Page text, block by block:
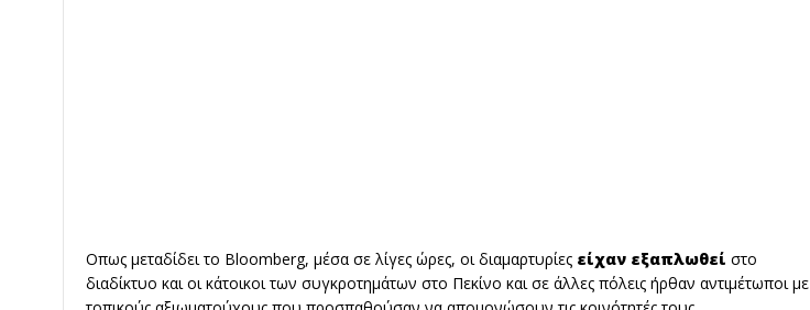
Οπως μεταδίδει το Bloomberg, μέσα σε λίγες ώρες, οι διαμαρτυρίες είχαν εξαπλωθεί στο
διαδίκτυο και οι κάτοικοι των συγκροτημάτων στο Πεκίνο και σε άλλες πόλεις ήρθαν αντιμέτωποι με